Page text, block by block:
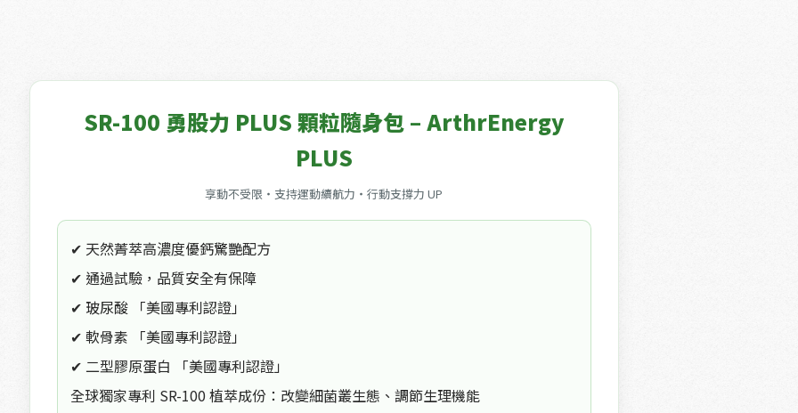
SR-100 勇股力 PLUS 顆粒隨身包 – ArthrEnergy
PLUS
享動不受限・支持運動續航力・行動支撐力 UP
✔ 天然菁萃高濃度優鈣驚艷配方
✔ 通過試驗，品質安全有保障
✔ 玻尿酸 「美國專利認證」
✔ 軟骨素 「美國專利認證」
✔ 二型膠原蛋白 「美國專利認證」
全球獨家專利 SR-100 植萃成份：改變細菌叢生態、調節生理機能